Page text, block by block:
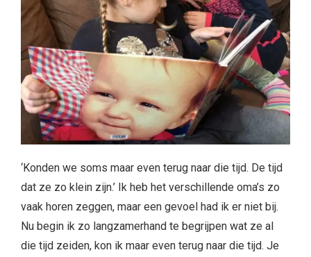
‘Konden we soms maar even terug naar die tijd. De tijd
dat ze zo klein zijn.’ Ik heb het verschillende oma’s zo
vaak horen zeggen, maar een gevoel had ik er niet bij.
Nu begin ik zo langzamerhand te begrijpen wat ze al
die tijd zeiden, kon ik maar even terug naar die tijd. Je